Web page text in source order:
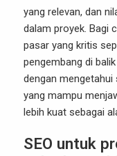
yang relevan, dan
dalam proyek. Bagi
pasar yang kritis
pengembang di
dengan
yang mampu
lebih kuat sebagai
SEO untuk